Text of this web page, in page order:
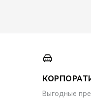
Выгодные